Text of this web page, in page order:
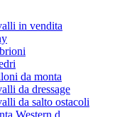
in vendita
da monta
da dressage
da salto ostacoli
Western d